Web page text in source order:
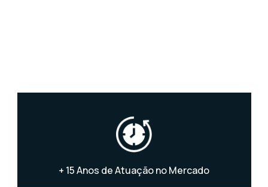
+ 15 Anos de Atuação no Mercado